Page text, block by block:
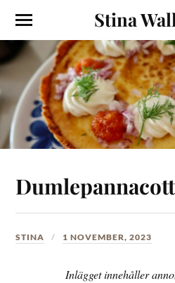
Stina
STINA 1 NOVEMBER, 2023
Inlägget innehåller